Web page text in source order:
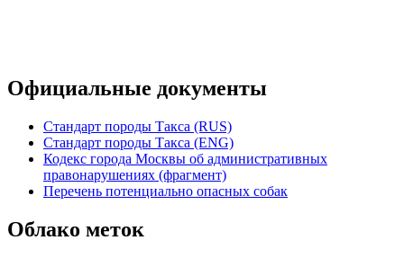
Официальные документы
Стандарт породы Такса (RUS)
Стандарт породы Такса (ENG)
Кодекс города Москвы об административных
правонарушениях (фрагмент)
Перечень потенциально опасных собак
Облако меток